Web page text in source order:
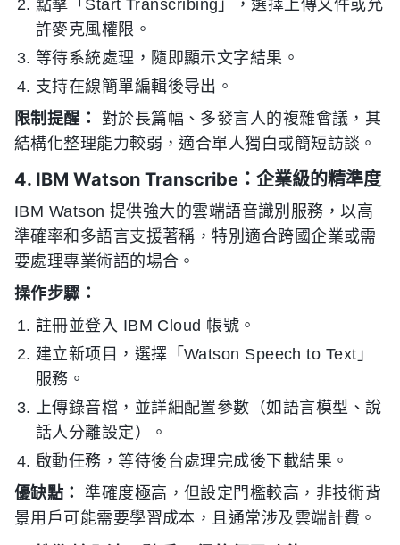
點擊「Start Transcribing」，選擇上傳文件或允
許麥克風權限。
等待系統處理，隨即顯示文字結果。
支持在線簡單編輯後导出。
限制提醒：
對於長篇幅、多發言人的複雜會議，其
結構化整理能力較弱，適合單人獨白或簡短訪談。
4. IBM Watson Transcribe：企業級的精準度
IBM Watson 提供強大的雲端語音識別服務，以高
準確率和多語言支援著稱，特別適合跨國企業或需
要處理專業術語的場合。
操作步驟：
註冊並登入 IBM Cloud 帳號。
建立新项目，選擇「Watson Speech to Text」
服務。
上傳錄音檔，並詳細配置參數（如語言模型、說
話人分離設定）。
啟動任務，等待後台處理完成後下載結果。
優缺點：
準確度極高，但設定門檻較高，非技術背
景用戶可能需要學習成本，且通常涉及雲端計費。